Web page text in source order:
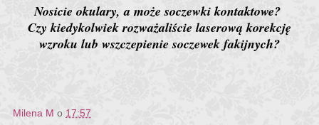
Nosicie okulary, a może soczewki kontaktowe?
Czy kiedykolwiek rozważaliście laserową korekcję
wzroku lub wszczepienie soczewek fakijnych?
Milena M o 17:57